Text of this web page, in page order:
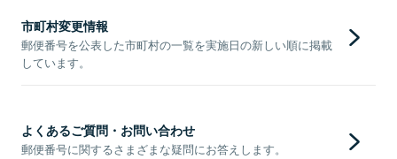
市町村変更情報
郵便番号を公表した市町村の一覧を実施日の新しい順に掲載
しています。
よくあるご質問・お問い合わせ
郵便番号に関するさまざまな疑問にお答えします。